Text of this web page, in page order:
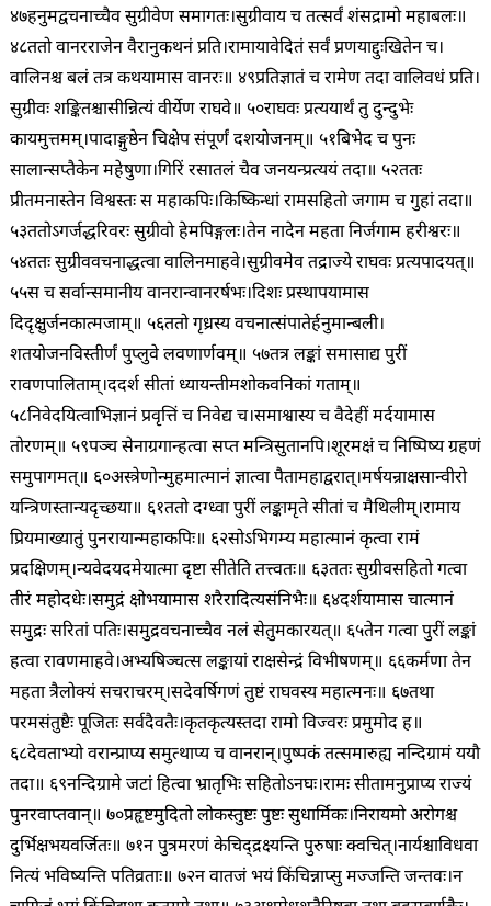
४७हनुमद्वचनाच्चैव सुग्रीवेण समागतः।सुग्रीवाय च तत्सर्वं शंसद्रामो महाबलः॥
४८ततो वानरराजेन वैरानुकथनं प्रति।रामायावेदितं सर्वं प्रणयाद्दुःखितेन च।
वालिनश्च बलं तत्र कथयामास वानरः॥ ४९प्रतिज्ञातं च रामेण तदा वालिवधं प्रति।
सुग्रीवः शङ्कितश्चासीन्नित्यं वीर्येण राघवे॥ ५०राघवः प्रत्ययार्थं तु दुन्दुभेः
कायमुत्तमम्।पादाङ्गुष्ठेन चिक्षेप संपूर्णं दशयोजनम्॥ ५१बिभेद च पुनः
सालान्सप्तैकेन महेषुणा।गिरिं रसातलं चैव जनयन्प्रत्ययं तदा॥ ५२ततः
प्रीतमनास्तेन विश्वस्तः स महाकपिः।किष्किन्धां रामसहितो जगाम च गुहां तदा॥
५३ततोऽगर्जद्धरिवरः सुग्रीवो हेमपिङ्गलः।तेन नादेन महता निर्जगाम हरीश्वरः॥
५४ततः सुग्रीववचनाद्धत्वा वालिनमाहवे।सुग्रीवमेव तद्राज्ये राघवः प्रत्यपादयत्॥
५५स च सर्वान्समानीय वानरान्वानरर्षभः।दिशः प्रस्थापयामास
दिदृक्षुर्जनकात्मजाम्॥ ५६ततो गृध्रस्य वचनात्संपातेर्हनुमान्बली।
शतयोजनविस्तीर्णं पुप्लुवे लवणार्णवम्॥ ५७तत्र लङ्कां समासाद्य पुरीं
रावणपालिताम्।ददर्श सीतां ध्यायन्तीमशोकवनिकां गताम्॥
५८निवेदयित्वाभिज्ञानं प्रवृत्तिं च निवेद्य च।समाश्वास्य च वैदेहीं मर्दयामास
तोरणम्॥ ५९पञ्च सेनाग्रगान्हत्वा सप्त मन्त्रिसुतानपि।शूरमक्षं च निष्पिष्य ग्रहणं
समुपागमत्॥ ६०अस्त्रेणोन्मुहमात्मानं ज्ञात्वा पैतामहाद्वरात्।मर्षयन्राक्षसान्वीरो
यन्त्रिणस्तान्यदृच्छया॥ ६१ततो दग्ध्वा पुरीं लङ्कामृते सीतां च मैथिलीम्।रामाय
प्रियमाख्यातुं पुनरायान्महाकपिः॥ ६२सोऽभिगम्य महात्मानं कृत्वा रामं
प्रदक्षिणम्।न्यवेदयदमेयात्मा दृष्टा सीतेति तत्त्वतः॥ ६३ततः सुग्रीवसहितो गत्वा
तीरं महोदधेः।समुद्रं क्षोभयामास शरैरादित्यसंनिभैः॥ ६४दर्शयामास चात्मानं
समुद्रः सरितां पतिः।समुद्रवचनाच्चैव नलं सेतुमकारयत्॥ ६५तेन गत्वा पुरीं लङ्कां
हत्वा रावणमाहवे।अभ्यषिञ्चत्स लङ्कायां राक्षसेन्द्रं विभीषणम्॥ ६६कर्मणा तेन
महता त्रैलोक्यं सचराचरम्।सदेवर्षिगणं तुष्टं राघवस्य महात्मनः॥ ६७तथा
परमसंतुष्टैः पूजितः सर्वदैवतैः।कृतकृत्यस्तदा रामो विज्वरः प्रमुमोद ह॥
६८देवताभ्यो वरान्प्राप्य समुत्थाप्य च वानरान्।पुष्पकं तत्समारुह्य नन्दिग्रामं ययौ
तदा॥ ६९नन्दिग्रामे जटां हित्वा भ्रातृभिः सहितोऽनघः।रामः सीतामनुप्राप्य राज्यं
पुनरवाप्तवान्॥ ७०प्रहृष्टमुदितो लोकस्तुष्टः पुष्टः सुधार्मिकः।निरायमो अरोगश्च
दुर्भिक्षभयवर्जितः॥ ७१न पुत्रमरणं केचिद्द्रक्ष्यन्ति पुरुषाः क्वचित्।नार्यश्चाविधवा
नित्यं भविष्यन्ति पतिव्रताः॥ ७२न वातजं भयं किंचिन्नाप्सु मज्जन्ति जन्तवः।न